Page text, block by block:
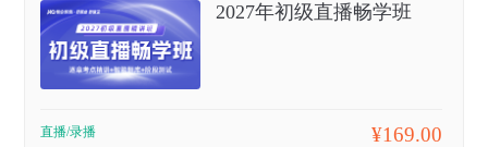
2027年初级直播畅学班
直播/录播 ¥169.00